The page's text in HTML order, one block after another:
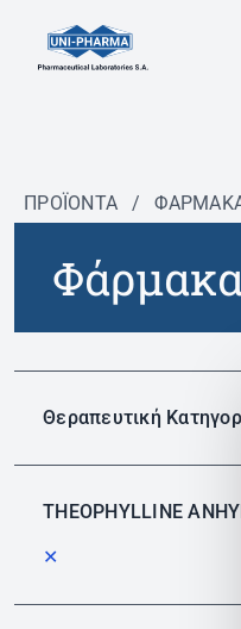
ΠΡΟΪΟΝΤΑ /
Θεραπευτική
THEOPHYLLINE
✕